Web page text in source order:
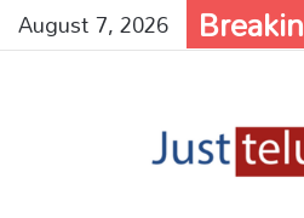
August 7, 2026